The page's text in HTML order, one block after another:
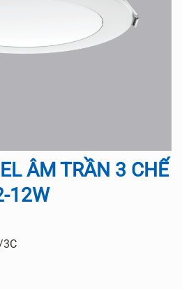
ÂM TRẦN 3 CHẾ
12W
3C